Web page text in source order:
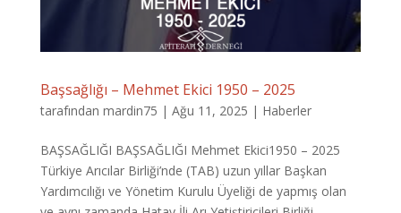
Başsağlığı – Mehmet Ekici 1950 – 2025
tarafından mardin75 | Ağu 11, 2025 | Haberler
BAŞSAĞLIĞI BAŞSAĞLIĞI Mehmet Ekici1950 – 2025
Türkiye Arıcılar Birliği’nde (TAB) uzun yıllar Başkan
Yardımcılığı ve Yönetim Kurulu Üyeliği de yapmış olan